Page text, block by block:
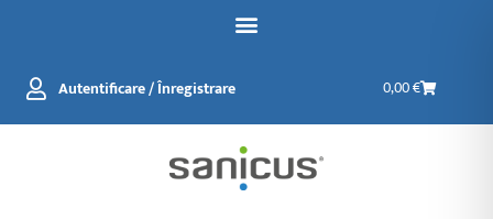
Autentificare / Înregistrare 0,00€Coș
de